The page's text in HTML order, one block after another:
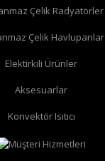
Çelik Radyatörler
Çelik Havlupanlar
Elektirkili Ürünler
Aksesuarlar
Konvektör Isıtıcı